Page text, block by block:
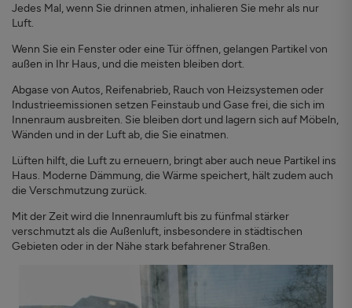
Jedes Mal, wenn Sie drinnen atmen, inhalieren Sie mehr als nur
Luft.
Wenn Sie ein Fenster oder eine Tür öffnen, gelangen Partikel von
außen in Ihr Haus, und die meisten bleiben dort.
Abgase von Autos, Reifenabrieb, Rauch von Heizsystemen oder
Industrieemissionen setzen Feinstaub und Gase frei, die sich im
Innenraum ausbreiten. Sie bleiben dort und lagern sich auf Möbeln,
Wänden und in der Luft ab, die Sie einatmen.
Lüften hilft, die Luft zu erneuern, bringt aber auch neue Partikel ins
Haus. Moderne Dämmung, die Wärme speichert, hält zudem auch
die Verschmutzung zurück.
Mit der Zeit wird die Innenraumluft bis zu fünfmal stärker
verschmutzt als die Außenluft, insbesondere in städtischen
Gebieten oder in der Nähe stark befahrener Straßen.